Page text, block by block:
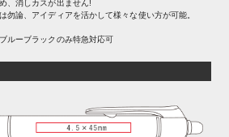
、消しカスが出ません!
勿論、アイディアを活かして様々な使い方が可能。
ルーブラックのみ特急対応可